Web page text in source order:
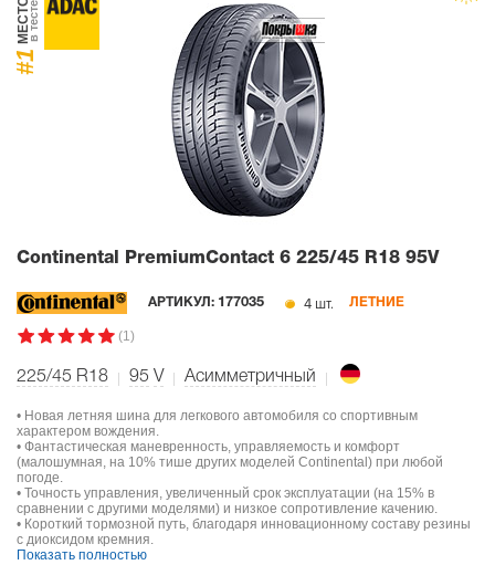
#1
МЕСТОв тесте
Continental PremiumContact 6 225/45 R18 95V
АРТИКУЛ: 177035 4 шт. ЛЕТНИЕ
(1)
225/45 R18 95 V Асимметричный
• Новая летняя шина для легкового автомобиля со спортивным
характером вождения.
• Фантастическая маневренность, управляемость и комфорт
(малошумная, на 10% тише других моделей Continental) при любой
погоде.
• Точность управления, увеличенный срок эксплуатации (на 15% в
сравнении с другими моделями) и низкое сопротивление качению.
• Короткий тормозной путь, благодаря инновационному составу резины
с диоксидом кремния.
Показать полностью